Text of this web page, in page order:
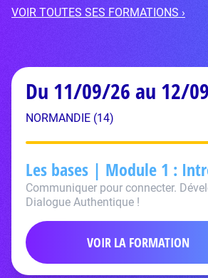
VOIR TOUTES SES FORMATIONS ›
Du 11/09/26 au 12/
NORMANDIE (14)
Les bases | Module 1 :
Communiquer pour connecter.
Dialogue Authentique !
VOIR LA FORMATION